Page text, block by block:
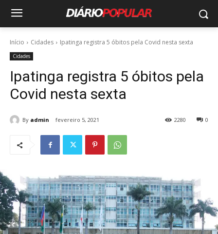
Início Cidades Ipatinga registra 5 óbitos pela Covid nesta sexta
Cidades
Ipatinga registra 5 óbitos pela
Covid nesta sexta
By admin fevereiro 5, 2021 0
2280